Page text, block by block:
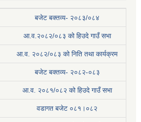
बजेट बक्तव्य- २०८३/०८४
आ.व.२०८२/०८३ को हिउदे गाउँ सभा
आ.व. २०८२/०८३ को निति तथा कार्यक्रम
बजेट बक्तव्य- २०८२-०८३
आ.व. २०८१/०८२ को हिउदे गाउँ सभा
वडागत बजेट ०८१।०८२